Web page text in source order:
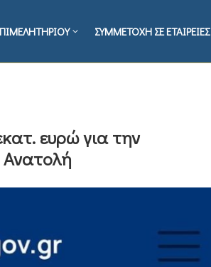
ΣΥΜΜΕΤΟΧΗ ΣΕ ΕΤΑΙΡΕΙΕΣ
ευρώ για την